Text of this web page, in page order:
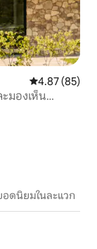
คะแนนเฉลี่ย
4.87 (85)
มองเห็น
ดนิยมในละแวก